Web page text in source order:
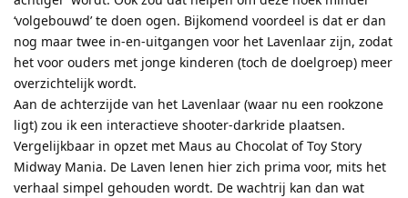
‘volgebouwd’ te doen ogen. Bijkomend voordeel is dat er dan
nog maar twee in-en-uitgangen voor het Lavenlaar zijn, zodat
het voor ouders met jonge kinderen (toch de doelgroep) meer
overzichtelijk wordt.
Aan de achterzijde van het Lavenlaar (waar nu een rookzone
ligt) zou ik een interactieve shooter-darkride plaatsen.
Vergelijkbaar in opzet met Maus au Chocolat of Toy Story
Midway Mania. De Laven lenen hier zich prima voor, mits het
verhaal simpel gehouden wordt. De wachtrij kan dan wat